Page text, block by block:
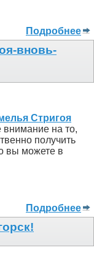
Подробнее
вновь-
Стригоя
на то,
получить
вы можете в
Подробнее